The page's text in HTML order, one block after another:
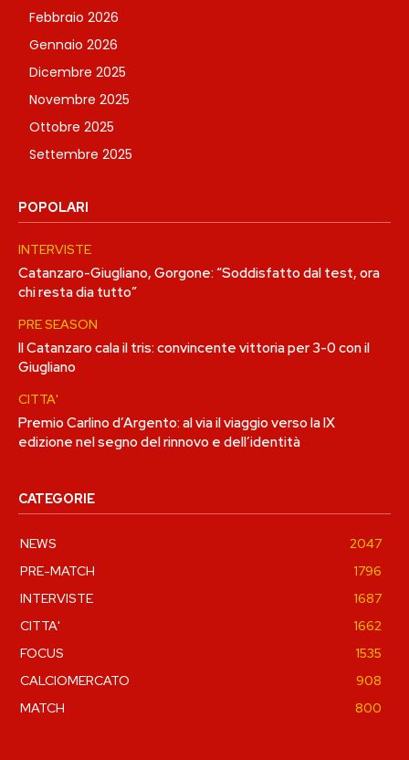
Febbraio 2026
Gennaio 2026
Dicembre 2025
Novembre 2025
Ottobre 2025
Settembre 2025
POPOLARI
INTERVISTE
Catanzaro-Giugliano, Gorgone: “Soddisfatto dal test, ora
chi resta dia tutto”
PRE SEASON
Il Catanzaro cala il tris: convincente vittoria per 3-0 con il
Giugliano
CITTA'
Premio Carlino d’Argento: al via il viaggio verso la IX
edizione nel segno del rinnovo e dell’identità
CATEGORIE
NEWS
2047
PRE-MATCH
1796
INTERVISTE
1687
CITTA'
1662
FOCUS
1535
CALCIOMERCATO
908
MATCH
800